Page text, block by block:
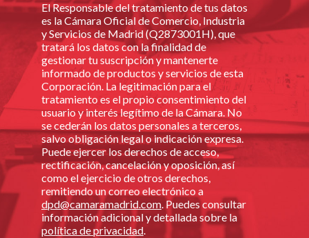
El Responsable del tratamiento de tus datos
es la Cámara Oficial de Comercio, Industria
y Servicios de Madrid (Q2873001H), que
tratará los datos con la finalidad de
gestionar tu suscripción y mantenerte
informado de productos y servicios de esta
Corporación. La legitimación para el
tratamiento es el propio consentimiento del
usuario y interés legítimo de la Cámara. No
se cederán los datos personales a terceros,
salvo obligación legal o indicación expresa.
Puede ejercer los derechos de acceso,
rectificación, cancelación y oposición, así
como el ejercicio de otros derechos,
remitiendo un correo electrónico a
dpd@camaramadrid.com. Puedes consultar
información adicional y detallada sobre la
política de privacidad.